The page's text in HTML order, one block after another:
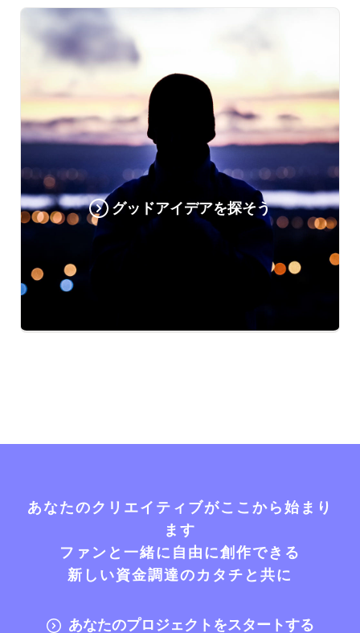
グッドアイデアを探そう
あなたのクリエイティブがここから始まり
ます
ファンと一緒に自由に創作できる
新しい資金調達のカタチと共に
あなたのプロジェクトをスタートする